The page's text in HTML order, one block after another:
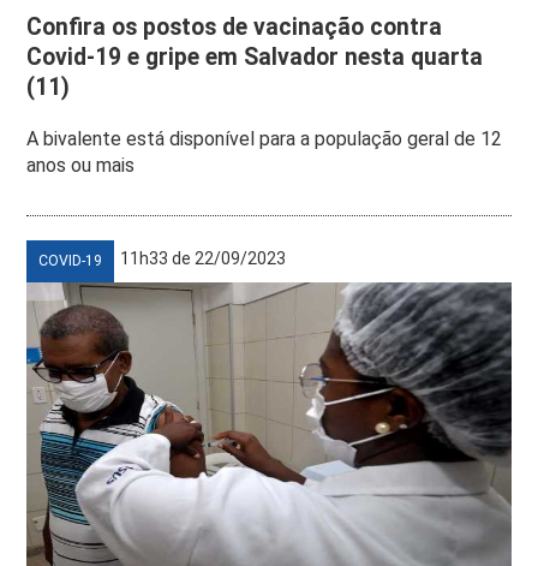
Confira os postos de vacinação contra
Covid-19 e gripe em Salvador nesta quarta
(11)
A bivalente está disponível para a população geral de 12
anos ou mais
COVID-19 11h33 de 22/09/2023